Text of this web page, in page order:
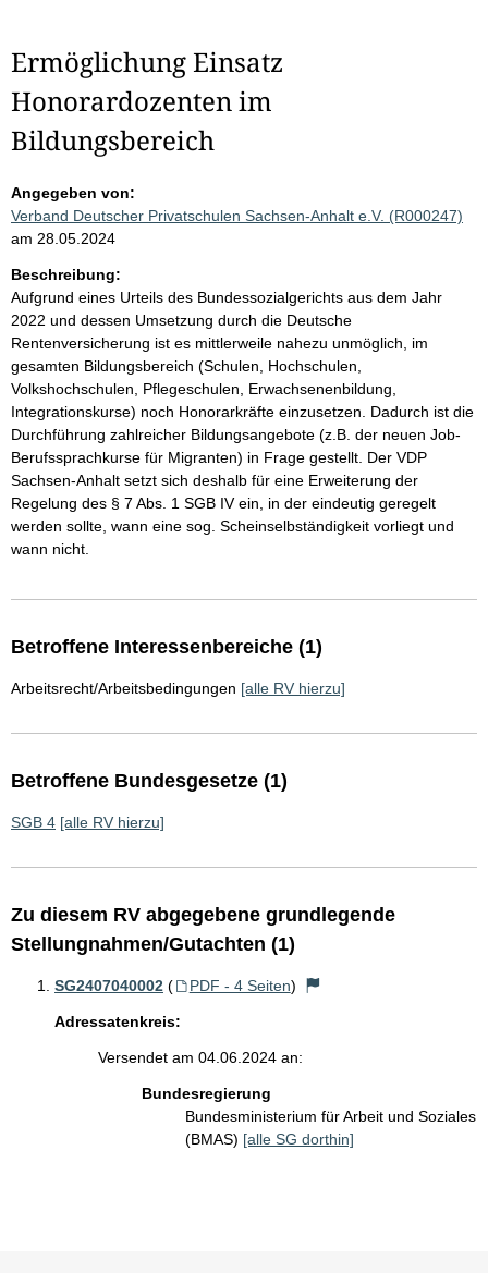
Ermöglichung Einsatz
Honorardozenten im
Bildungsbereich
Angegeben von:
Verband Deutscher Privatschulen Sachsen-Anhalt e.V. (R000247)
am 28.05.2024
Beschreibung:
Aufgrund eines Urteils des Bundessozialgerichts aus dem Jahr
2022 und dessen Umsetzung durch die Deutsche
Rentenversicherung ist es mittlerweile nahezu unmöglich, im
gesamten Bildungsbereich (Schulen, Hochschulen,
Volkshochschulen, Pflegeschulen, Erwachsenenbildung,
Integrationskurse) noch Honorarkräfte einzusetzen. Dadurch ist die
Durchführung zahlreicher Bildungsangebote (z.B. der neuen Job-
Berufssprachkurse für Migranten) in Frage gestellt. Der VDP
Sachsen-Anhalt setzt sich deshalb für eine Erweiterung der
Regelung des § 7 Abs. 1 SGB IV ein, in der eindeutig geregelt
werden sollte, wann eine sog. Scheinselbständigkeit vorliegt und
wann nicht.
Betroffene Interessenbereiche (1)
Arbeitsrecht/Arbeitsbedingungen [alle RV hierzu]
Betroffene Bundesgesetze (1)
SGB 4 [alle RV hierzu]
Zu diesem RV abgegebene grundlegende
Stellungnahmen/Gutachten (1)
SG2407040002 ( PDF - 4 Seiten)
Adressatenkreis:
Versendet am 04.06.2024 an:
Bundesregierung
Bundesministerium für Arbeit und Soziales
(BMAS) [alle SG dorthin]